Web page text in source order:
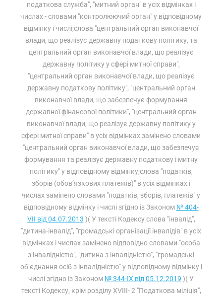
податкова служба", "митний орган" в усіх відмінках і
числах - словами "контролюючий орган" у відповідному
відмінку і числі;слова "центральний орган виконавчої
влади, що реалізує державну податкову політику, та
центральний орган виконавчої влади, що реалізує
державну політику у сфері митної справи",
"центральний орган виконавчої влади, що реалізує
державну податкову політику", "центральний орган
виконавчої влади, що забезпечує формування
державної фінансової політики", "центральний орган
виконавчої влади, що реалізує державну політику у
сфері митної справи" в усіх відмінках замінено словами
"центральний орган виконавчої влади, що забезпечує
формування та реалізує державну податкову і митну
політику" у відповідному відмінку;слова "податків,
зборів (обов’язкових платежів)" в усіх відмінках і
числах замінено словами "податків, зборів, платежів" у
відповідному відмінку і числі згідно із Законом № 404-
VII від 04.07.2013 )( У тексті Кодексу слова "інвалід",
"дитина-інвалід", "громадські організації інвалідів" в усіх
відмінках і числах замінено відповідно словами "особа
з інвалідністю", "дитина з інвалідністю", "громадські
об’єднання осіб з інвалідністю" у відповідному відмінку і
числі згідно із Законом № 344-IX від 05.12.2019 )( У
тексті Кодексу, крім розділу XVIII- 2 "Податкова міліція",